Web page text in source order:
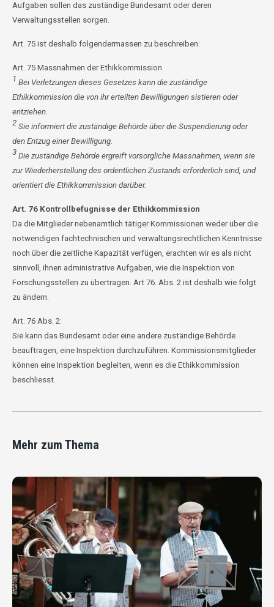
Aufgaben sollen das zuständige Bundesamt oder deren
Verwaltungsstellen sorgen.
Art. 75 ist deshalb folgendermassen zu beschreiben:
Art. 75 Massnahmen der Ethikkommission
1 Bei Verletzungen dieses Gesetzes kann die zuständige
Ethikkommission die von ihr erteilten Bewilligungen sistieren oder
entziehen.
2 Sie informiert die zuständige Behörde über die Suspendierung oder
den Entzug einer Bewilligung.
3 Die zuständige Behörde ergreift vorsorgliche Massnahmen, wenn sie
zur Wiederherstellung des ordentlichen Zustands erforderlich sind, und
orientiert die Ethikkommission darüber.
Art. 76 Kontrollbefugnisse der Ethikkommission
Da die Mitglieder nebenamtlich tätiger Kommissionen weder über die
notwendigen fachtechnischen und verwaltungsrechtlichen Kenntnisse
noch über die zeitliche Kapazität verfügen, erachten wir es als nicht
sinnvoll, ihnen administrative Aufgaben, wie die Inspektion von
Forschungsstellen zu übertragen. Art 76. Abs. 2 ist deshalb wie folgt
zu ändern:
Art. 76 Abs. 2:
Sie kann das Bundesamt oder eine andere zuständige Behörde
beauftragen, eine Inspektion durchzuführen. Kommissionsmitglieder
können eine Inspektion begleiten, wenn es die Ethikkommission
beschliesst.
Mehr zum Thema